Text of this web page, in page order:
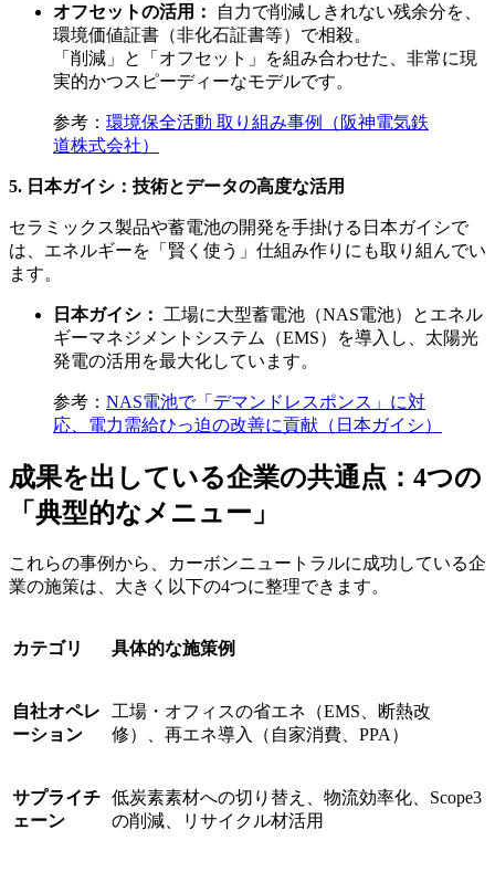
オフセットの活用：
自力で削減しきれない残余分を、
環境価値証書（非化石証書等）で相殺。
「削減」と「オフセット」を組み合わせた、非常に現
実的かつスピーディーなモデルです。
参考： 環境保全活動 取り組み事例（阪神電気鉄
道株式会社）
5. 日本ガイシ：技術とデータの高度な活用
セラミックス製品や蓄電池の開発を手掛ける日本ガイシで
は、エネルギーを「賢く使う」仕組み作りにも取り組んでい
ます。
日本ガイシ：
工場に大型蓄電池（NAS電池）とエネル
ギーマネジメントシステム（EMS）を導入し、太陽光
発電の活用を最大化しています。
参考： NAS電池で「デマンドレスポンス」に対
応、電力需給ひっ迫の改善に貢献（日本ガイシ）
成果を出している企業の共通点：4つの
「典型的なメニュー」
これらの事例から、カーボンニュートラルに成功している企
業の施策は、大きく以下の4つに整理できます。
カテゴリ 具体的な施策例
自社オペレ
ーション
工場・オフィスの省エネ（EMS、断熱改
修）、再エネ導入（自家消費、PPA）
サプライチ
ェーン
低炭素素材への切り替え、物流効率化、Scope3
の削減、リサイクル材活用